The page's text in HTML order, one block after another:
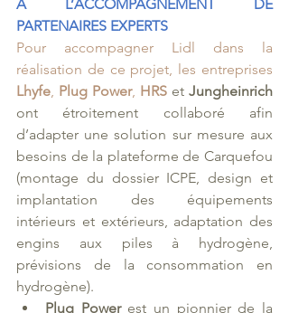
A L’ACCOMPAGNEMENT DE
PARTENAIRES EXPERTS
Pour accompagner Lidl dans la
Lhyfe Plug Power, HRS et Jungheinrich
ont étroitement collaboré afin
d’adapter une solution sur mesure aux
besoins de la plateforme de Carquefou
(montage du dossier ICPE, design et
implantation des équipements
intérieurs et extérieurs, adaptation des
engins aux piles à hydrogène,
prévisions de la consommation en
hydrogène).
Plug Power est un pionnier de la